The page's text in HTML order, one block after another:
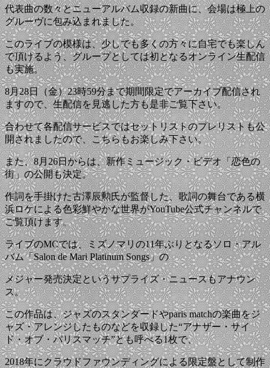
代表曲の数々とニューアルバム収録の新曲に、会場は極上の
グルーヴに包み込まれました。
このライブの模様は、少しでも多くの方々に自宅でも楽しん
で頂けるよう、グループとしては初となるオンライン生配信
も実施。
8月28日（金）23時59分まで期間限定でアーカイブ配信され
ますので、生配信を見逃した方も是非ご覧下さい。
合わせて各配信サービスではセットリストのプレリストも公
開されましたので、こちらもお楽しみ下さい。
また、8月26日からは、新作ミュージック・ビデオ「恋色の
街」の公開も決定。
作詞を手掛けた古澤辰勲氏が監督した、歌詞の舞台である横
浜ロケによる色彩鮮やかな世界がYouTube公式チャンネルで
ご覧頂けます。
ライブのMCでは、ミズノマリの11年ぶりとなるソロ・アル
バム「Salon de Mari Platinum Songs」の
メジャー発売決定というサプライズ・ニュースもアナウン
ス。
この作品は、ジャズのスタンダードやparis matchの楽曲をジ
ャズ・アレンジしたものなどを収録した“アナザー・サイ
ド・オブ・パリスマッチ”とも呼べる1枚で、
2018年にクラウドファウンディングによる限定盤として制作